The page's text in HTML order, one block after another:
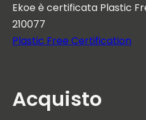
Ekoe è certificata Plastic
210077
Plastic Free Certification
Acquisto